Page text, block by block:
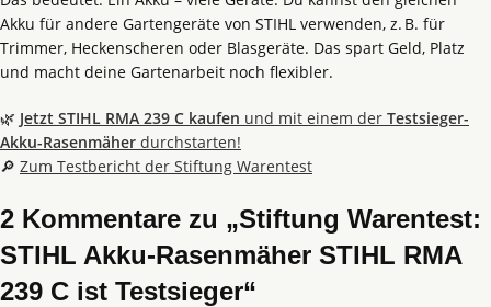
Akku für andere Gartengeräte von STIHL verwenden, z. B. für
Trimmer, Heckenscheren oder Blasgeräte. Das spart Geld, Platz
und macht deine Gartenarbeit noch flexibler.
🌿 Jetzt STIHL RMA 239 C kaufen und mit einem der Testsieger-
Akku-Rasenmäher durchstarten!
🔎 Zum Testbericht der Stiftung Warentest
2 Kommentare zu „Stiftung Warentest:
STIHL Akku-Rasenmäher STIHL RMA
239 C ist Testsieger“